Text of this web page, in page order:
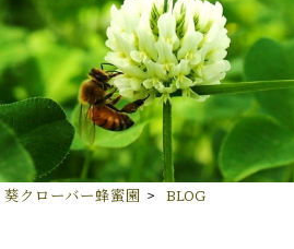
葵クローバー蜂蜜園 > BLOG